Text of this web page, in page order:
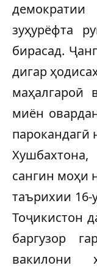
зуҳурёфта
бирасад.
дигар
маҳалгароӣ
миён
парокандагӣ
сангин моҳи
таърихии
Тоҷикистон
баргузор
вакилони